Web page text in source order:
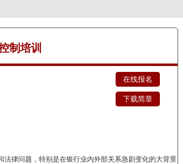
制培训
在线报名
下载简章
律问题，特别是在银行业内外部关系急剧变化的大背景